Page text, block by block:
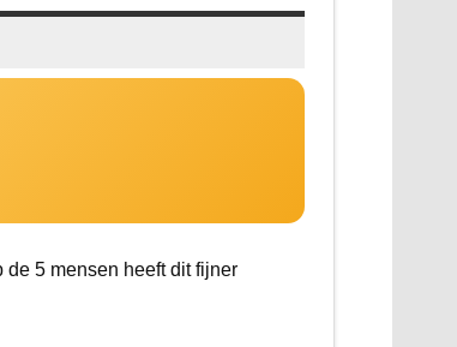
5 mensen heeft dit fijner